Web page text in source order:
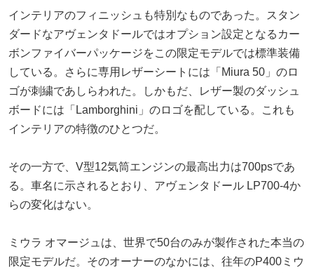
インテリアのフィニッシュも特別なものであった。スタン
ダードなアヴェンタドールではオプション設定となるカー
ボンファイバーパッケージをこの限定モデルでは標準装備
している。さらに専用レザーシートには「Miura 50」のロ
ゴが刺繍であしらわれた。しかもだ、レザー製のダッシュ
ボードには「Lamborghini」のロゴを配している。これも
インテリアの特徴のひとつだ。
その一方で、V型12気筒エンジンの最高出力は700psであ
る。車名に示されるとおり、アヴェンタドール LP700-4か
らの変化はない。
ミウラ オマージュは、世界で50台のみが製作された本当の
限定モデルだ。そのオーナーのなかには、往年のP400ミウ